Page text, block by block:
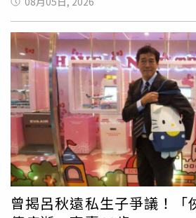
屬於自願離職；加班費部分則因為
所以馬姓牙醫也不用付，一審判決林
上訴，全案已確定。
民事求償訴訟目前仍未定案。原本案
法院最後決定再開辯論，因此判決時
示，原以為刑事判決認定兩名少年已
展現誠意，但庭上的攻防卻讓家屬十
口中的誠意始終停留在言語，真正
賠。根據民事答辯內容，持刀行兇的
楊爸爸、楊媽媽目前均有工作，未來
上名下擁有不動產、租金收入及股
費及精神慰撫金請求金額過高。至於
女則否認具有殺人故意，並主張自己
若需負擔高額賠償，恐怕會摧毀日後
信用，影響未來獨立生活能力。這番
楊媽媽激動反問：「她擔心自己的未
法院於七月底駁回上訴，全案確定
委員會調查報告，徐世勳從2020年5
間用EMAIL與LINE傳送70多次訊息
女），稱呼甲女為漂亮寶貝，行為頻
寫「You are so sweet」、「You
為「My Sweet girl」、「My lovely
字：「你愈來愈美麗大方動人，老師
摸摸妳、或抱抱妳，或許可能激發
希望不會造成妳的困擾，也希望妳不
騷的女研究生（下稱乙女）則向性平
注她的打扮，指導碩士論文研究時期
文進展，過程中不斷說她「性感」、
尬、噁心。乙女表示，徐世勳帶她與
曾揭呂秋遠私生子爭議！「